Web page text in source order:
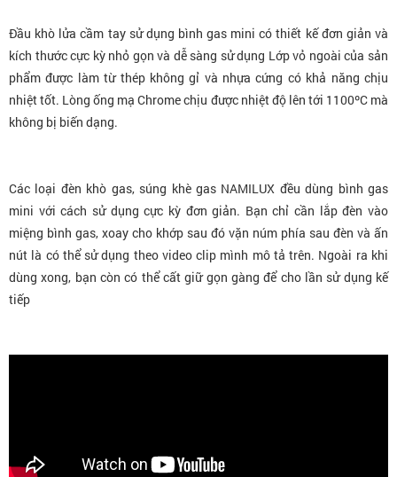
Đầu khò lửa cầm tay sử dụng bình gas mini có thiết kế đơn giản và
kích thước cực kỳ nhỏ gọn và dễ sàng sử dụng Lớp vỏ ngoài của sản
phẩm được làm từ thép không gỉ và nhựa cứng có khả năng chịu
nhiệt tốt. Lòng ống mạ Chrome chịu được nhiệt độ lên tới 1100ºC mà
không bị biến dạng.
Các loại đèn khò gas, súng khè gas NAMILUX đều dùng bình gas
mini với cách sử dụng cực kỳ đơn giản. Bạn chỉ cần lắp đèn vào
miệng bình gas, xoay cho khớp sau đó vặn núm phía sau đèn và ấn
nút là có thể sử dụng theo video clip mình mô tả trên. Ngoài ra khi
dùng xong, bạn còn có thể cất giữ gọn gàng để cho lần sử dụng kế
tiếp